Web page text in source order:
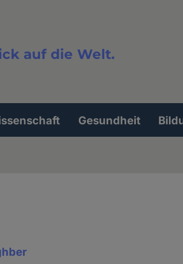
auf die Welt.
Gesundheit